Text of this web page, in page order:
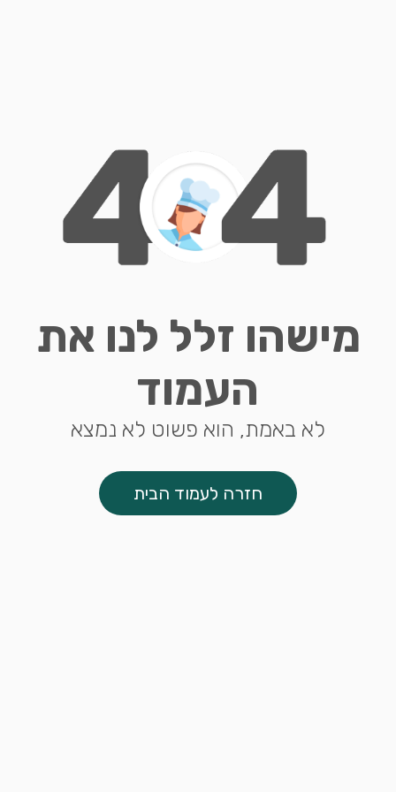
מישהו זלל לנו את
העמוד
לא באמת, הוא פשוט לא נמצא
חזרה לעמוד הבית